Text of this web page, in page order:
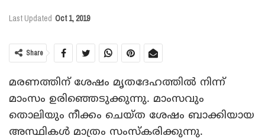
Last Updated Oct 1, 2019
Share
മരണത്തിന് ശേഷം മൃതദേഹത്തില്‍ നിന്ന്
മാംസം ഉരിഞ്ഞെടുക്കുന്നു. മാംസവും
തൊലിയും നീക്കം ചെയ്ത ശേഷം ബാക്കിയായ
അസ്ഥികള്‍ മാത്രം സംസ്‌കരിക്കുന്നു.